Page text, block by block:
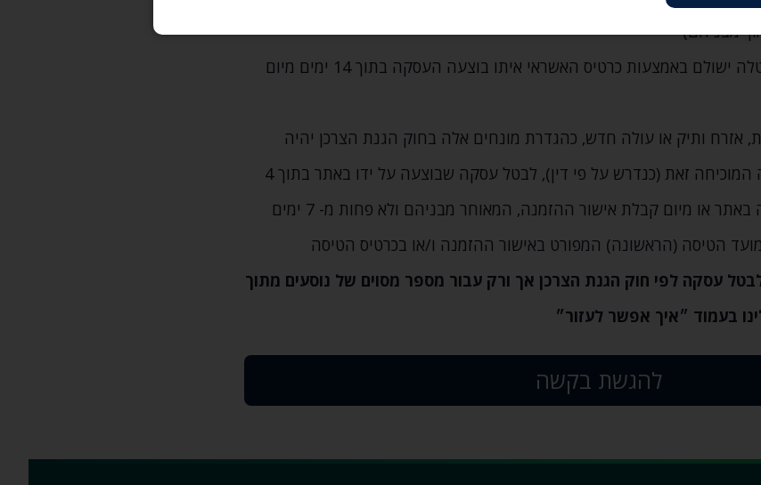
מבניהם)
החזר כספי בגין עסקה שבוטלה ישולם באמצעות כרטיס האשראי איתו בוצעה העסקה בתוך 14 ימים מיום
אזרח ותיק או עולה חדש‚ כהגדרת מונחים אלה בחוק הגנת הצרכן יהיה
רשאי‚ בכפוף להצגת תעודה המוכיחה זאת (כנדרש על פי דין)‚ לבטל עסקה שבוצעה על ידו באתר בתוך 4
חודשים מיום ביצוע העסקה באתר או מיום קבלת אישור ההזמנה‚ המאוחר מבניהם ולא פחות מ- 7 ימים
הטיסה (הראשונה) המפורט באישור ההזמנה ו/או בכרטיס הטיסה
עסקה לפי חוק הגנת הצרכן אך ורק עבור מספר מסוים של נוסעים מתוך
בעמוד ״איך אפשר לעזור״
להגשת בקשה